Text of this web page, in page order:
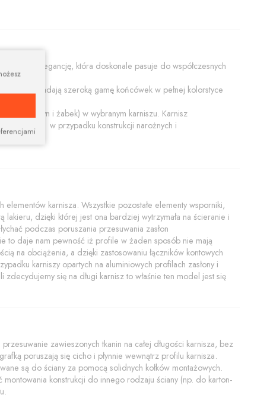
i elegancję, która doskonale pasuje do współczesnych
Posiadają szeroką gamę końcówek w pełnej kolorstyce
szyn i żabek) w wybranym karniszu. Karnisz
nadaje się w przypadku konstrukcji narożnych i
karnisze
karnisza. Wszystkie pozostałe elementy wsporniki,
lakieru, dzięki której jest ona bardziej wytrzymała na ścieranie i
podczas poruszania przesuwania zasłon
to daje nam pewność iż profile w żaden sposób nie mają
na obciążenia, a dzięki zastosowaniu łączników kontowych
karniszy opartych na aluminiowych profilach zasłony i
się na długi karnisz to właśnie ten model jest się
zawieszonych tkanin na całej długości karnisza, bez
poruszają się cicho i płynnie wewnątrz profilu karnisza.
są do ściany za pomocą solidnych kołków montażowych.
konstrukcji do innego rodzaju ściany (np. do karton-